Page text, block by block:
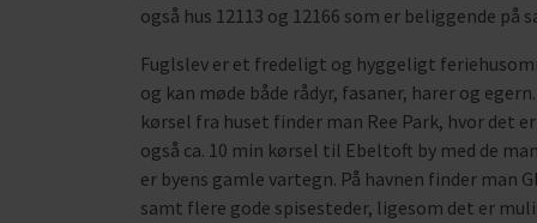
også hus 12113 og 12166 som er beliggende på
Fuglslev er et fredeligt og hyggeligt
og kan møde både rådyr, fasaner, harer og
kørsel fra huset finder man Ree Park, hvor det
også ca. 10 min kørsel til Ebeltoft by med de
er byens gamle vartegn. På havnen finder man
samt flere gode spisesteder, ligesom det er